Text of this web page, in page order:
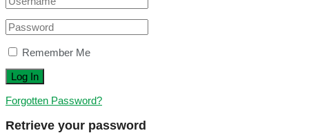
Remember Me
Forgotten Password?
Retrieve your password